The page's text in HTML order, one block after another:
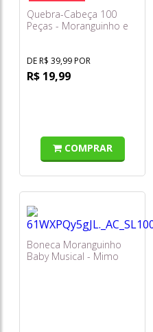
Quebra-Cabeça 100
Peças - Moranguinho e
DE R$ 39,99 POR
R$ 19,99
COMPRAR
Boneca Moranguinho
Baby Musical - Mimo